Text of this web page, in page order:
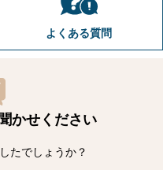
よくある質問
かせ ください
たでしょうか？